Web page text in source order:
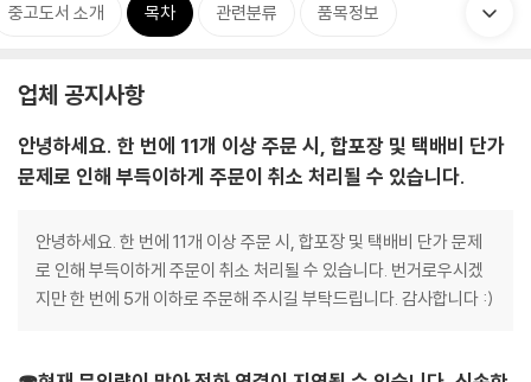
중고도서 소개 목차 관련분류 품목정보
업체 공지사항
안녕하세요. 한 번에 11개 이상 주문 시, 합포장 및 택배비 단가
문제로 인해 부득이하게 주문이 취소 처리될 수 있습니다.
안녕하세요. 한 번에 11개 이상 주문 시, 합포장 및 택배비 단가 문제
로 인해 부득이하게 주문이 취소 처리될 수 있습니다. 번거로우시겠
지만 한 번에 5개 이하로 주문해 주시길 부탁드립니다. 감사합니다 :)